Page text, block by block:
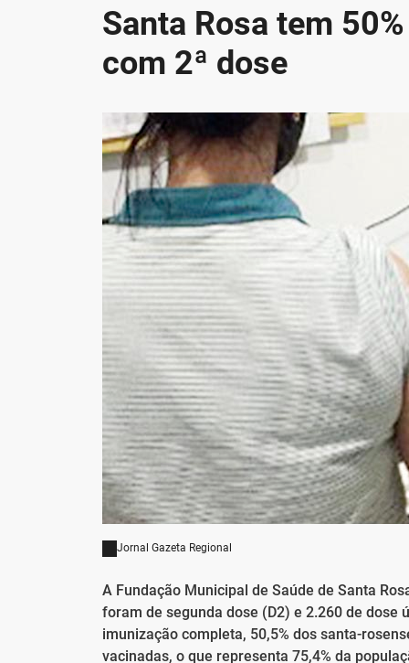
Santa Rosa tem
com 2ª dose
Jornal Gazeta Regional
A Fundação Municipal de Saúde de Santa
foram de segunda dose (D2) e 2.260 de dose
imunização completa, 50,5% dos santa-
vacinadas, o que representa 75,4% da